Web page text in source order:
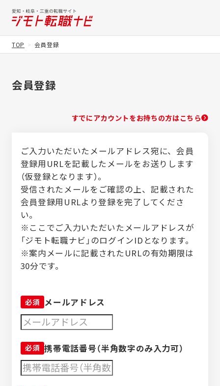
TOP 会員登録
会員登録
すでにアカウントをお持ちの方はこちら
ご入力いただいたメールアドレス宛に、会員
登録用URLを記載したメールをお送りします
（仮登録となります）。
受信されたメールをご確認の上、記載された
会員登録用URLより登録を完了してくださ
い。
※ここでご入力いただいたメールアドレスが
「ジモト転職ナビ」のログインIDとなります。
※案内メールに記載されたURLの有効期限は
30分です。
メールアドレス
携帯電話番号（半角数字のみ入力可）